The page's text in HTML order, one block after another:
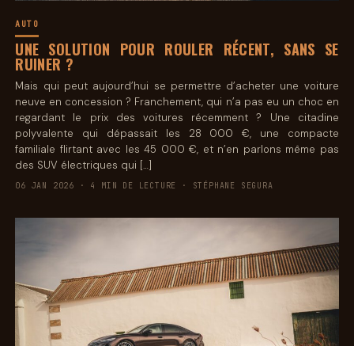
AUTO
UNE SOLUTION POUR ROULER RÉCENT, SANS SE
RUINER ?
Mais qui peut aujourd’hui se permettre d’acheter une voiture
neuve en concession ? Franchement, qui n’a pas eu un choc en
regardant le prix des voitures récemment ? Une citadine
polyvalente qui dépassait les 28 000 €, une compacte
familiale flirtant avec les 45 000 €, et n’en parlons même pas
des SUV électriques qui […]
06 JAN 2026 · 4 MIN DE LECTURE · STÉPHANE SEGURA